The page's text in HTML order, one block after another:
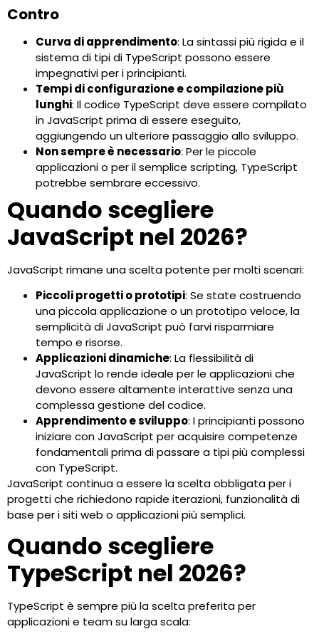
Contro
Curva di apprendimento: La sintassi più rigida e il
sistema di tipi di TypeScript possono essere
impegnativi per i principianti.
Tempi di configurazione e compilazione più
lunghi: Il codice TypeScript deve essere compilato
in JavaScript prima di essere eseguito,
aggiungendo un ulteriore passaggio allo sviluppo.
Non sempre è necessario: Per le piccole
applicazioni o per il semplice scripting, TypeScript
potrebbe sembrare eccessivo.
Quando scegliere
JavaScript nel 2026?
JavaScript rimane una scelta potente per molti scenari:
Piccoli progetti o prototipi: Se state costruendo
una piccola applicazione o un prototipo veloce, la
semplicità di JavaScript può farvi risparmiare
tempo e risorse.
Applicazioni dinamiche: La flessibilità di
JavaScript lo rende ideale per le applicazioni che
devono essere altamente interattive senza una
complessa gestione del codice.
Apprendimento e sviluppo: I principianti possono
iniziare con JavaScript per acquisire competenze
fondamentali prima di passare a tipi più complessi
con TypeScript.
JavaScript continua a essere la scelta obbligata per i
progetti che richiedono rapide iterazioni, funzionalità di
base per i siti web o applicazioni più semplici.
Quando scegliere
TypeScript nel 2026?
TypeScript è sempre più la scelta preferita per
applicazioni e team su larga scala: